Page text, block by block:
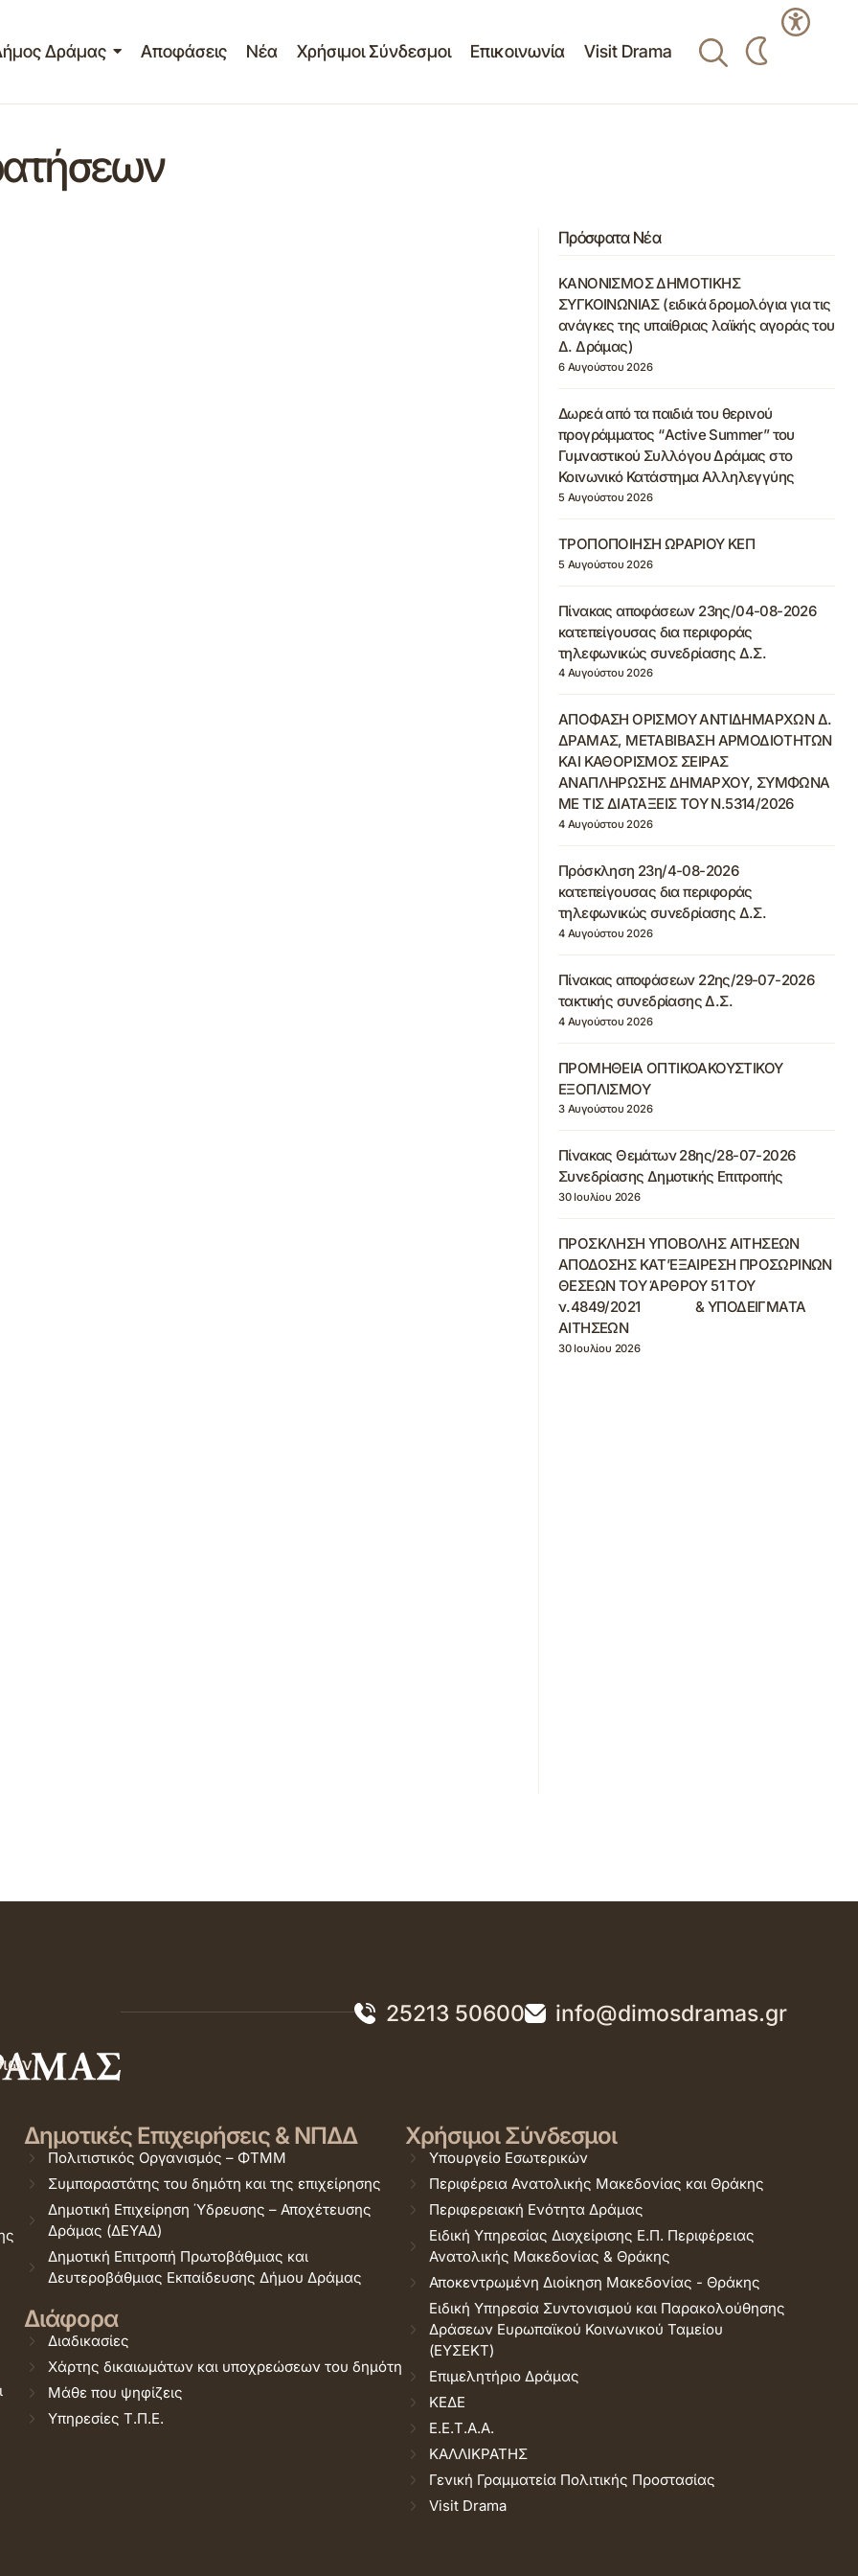
Δράμας Αποφάσεις Νέα Χρήσιμοι Σύνδεσμοι Επικοινωνία Visit Drama
Πρόσφατα Νέα
ΚΑΝΟΝΙΣΜΟΣ ΔΗΜΟΤΙΚΗΣ
ΣΥΓΚΟΙΝΩΝΙΑΣ (ειδικά δρομολόγια για τις
ανάγκες της υπαίθριας λαϊκής αγοράς του
Δ. Δράμας)
6 Αυγούστου 2026
Δωρεά από τα παιδιά του θερινού
προγράμματος “Active Summer” του
Γυμναστικού Συλλόγου Δράμας στο
Κοινωνικό Κατάστημα Αλληλεγγύης
5 Αυγούστου 2026
ΤΡΟΠΟΠΟΙΗΣΗ ΩΡΑΡΙΟΥ ΚΕΠ
5 Αυγούστου 2026
Πίνακας αποφάσεων 23ης/04-08-2026
κατεπείγουσας δια περιφοράς
τηλεφωνικώς συνεδρίασης Δ.Σ.
4 Αυγούστου 2026
ΑΠΟΦΑΣΗ ΟΡΙΣΜΟΥ ΑΝΤΙΔΗΜΑΡΧΩΝ Δ.
ΔΡΑΜΑΣ, ΜΕΤΑΒΙΒΑΣΗ ΑΡΜΟΔΙΟΤΗΤΩΝ
ΚΑΙ ΚΑΘΟΡΙΣΜΟΣ ΣΕΙΡΑΣ
ΑΝΑΠΛΗΡΩΣΗΣ ΔΗΜΑΡΧΟΥ, ΣΥΜΦΩΝΑ
ΜΕ ΤΙΣ ΔΙΑΤΑΞΕΙΣ ΤΟΥ Ν.5314/2026
4 Αυγούστου 2026
Πρόσκληση 23η/4-08-2026
κατεπείγουσας δια περιφοράς
τηλεφωνικώς συνεδρίασης Δ.Σ.
4 Αυγούστου 2026
Πίνακας αποφάσεων 22ης/29-07-2026
τακτικής συνεδρίασης Δ.Σ.
4 Αυγούστου 2026
ΠΡΟΜΗΘΕΙΑ ΟΠΤΙΚΟΑΚΟΥΣΤΙΚΟΥ
ΕΞΟΠΛΙΣΜΟΥ
3 Αυγούστου 2026
Πίνακας Θεμάτων 28ης/28-07-2026
Συνεδρίασης Δημοτικής Επιτροπής
30 Ιουλίου 2026
ΠΡΟΣΚΛΗΣΗ ΥΠΟΒΟΛΗΣ ΑΙΤΗΣΕΩΝ
ΑΠΟΔΟΣΗΣ ΚΑΤ’ΕΞΑΙΡΕΣΗ ΠΡΟΣΩΡΙΝΩΝ
ΘΕΣΕΩΝ ΤΟΥ ΆΡΘΡΟΥ 51 ΤΟΥ
ν.4849/2021 & ΥΠΟΔΕΙΓΜΑΤΑ
ΑΙΤΗΣΕΩΝ
30 Ιουλίου 2026
25213 50600 info@dimosdramas.gr
Δημοτικές Επιχειρήσεις & ΝΠΔΔ
Πολιτιστικός Οργανισμός – ΦΤΜΜ
Συμπαραστάτης του δημότη και της επιχείρησης
Δημοτική Επιχείρηση Ύδρευσης – Αποχέτευσης
Δράμας (ΔΕΥΑΔ)
Δημοτική Επιτροπή Πρωτοβάθμιας και
Δευτεροβάθμιας Εκπαίδευσης Δήμου Δράμας
Διάφορα
Διαδικασίες
Χάρτης δικαιωμάτων και υποχρεώσεων του δημότη
Μάθε που ψηφίζεις
Υπηρεσίες Τ.Π.Ε.
Χρήσιμοι Σύνδεσμοι
Υπουργείο Εσωτερικών
Περιφέρεια Ανατολικής Μακεδονίας και Θράκης
Περιφερειακή Ενότητα Δράμας
Ειδική Υπηρεσίας Διαχείρισης Ε.Π. Περιφέρειας
Ανατολικής Μακεδονίας & Θράκης
Αποκεντρωμένη Διοίκηση Μακεδονίας - Θράκης
Ειδική Υπηρεσία Συντονισμού και Παρακολούθησης
Δράσεων Ευρωπαϊκού Κοινωνικού Ταμείου
(ΕΥΣΕΚΤ)
Επιμελητήριο Δράμας
ΚΕΔΕ
Ε.Ε.Τ.Α.Α.
ΚΑΛΛΙΚΡΑΤΗΣ
Γενική Γραμματεία Πολιτικής Προστασίας
Visit Drama